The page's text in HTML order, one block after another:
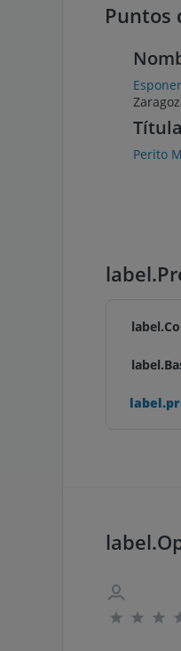
Puntos
Perito